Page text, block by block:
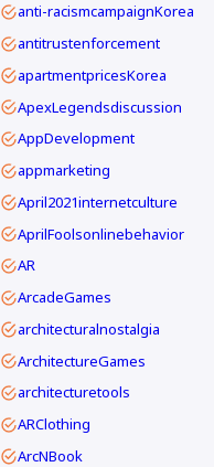
anti-racismcampaignKorea
antitrustenforcement
apartmentpricesKorea
ApexLegendsdiscussion
AppDevelopment
appmarketing
April2021internetculture
AprilFoolsonlinebehavior
AR
ArcadeGames
architecturalnostalgia
ArchitectureGames
architecturetools
ARClothing
ArcNBook